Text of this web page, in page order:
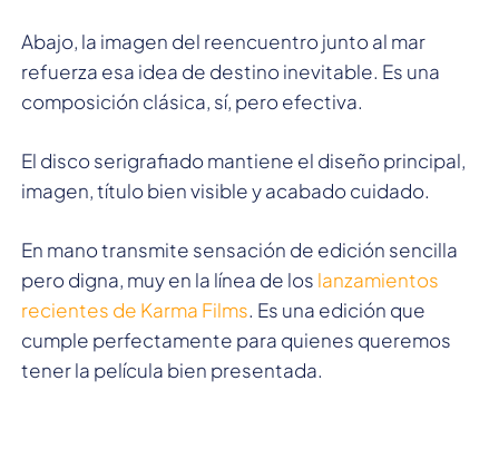
Abajo, la imagen del reencuentro junto al mar
refuerza esa idea de destino inevitable. Es una
composición clásica, sí, pero efectiva.
El disco serigrafiado mantiene el diseño principal,
imagen, título bien visible y acabado cuidado.
En mano transmite sensación de edición sencilla
pero digna, muy en la línea de los lanzamientos
recientes de Karma Films. Es una edición que
cumple perfectamente para quienes queremos
tener la película bien presentada.